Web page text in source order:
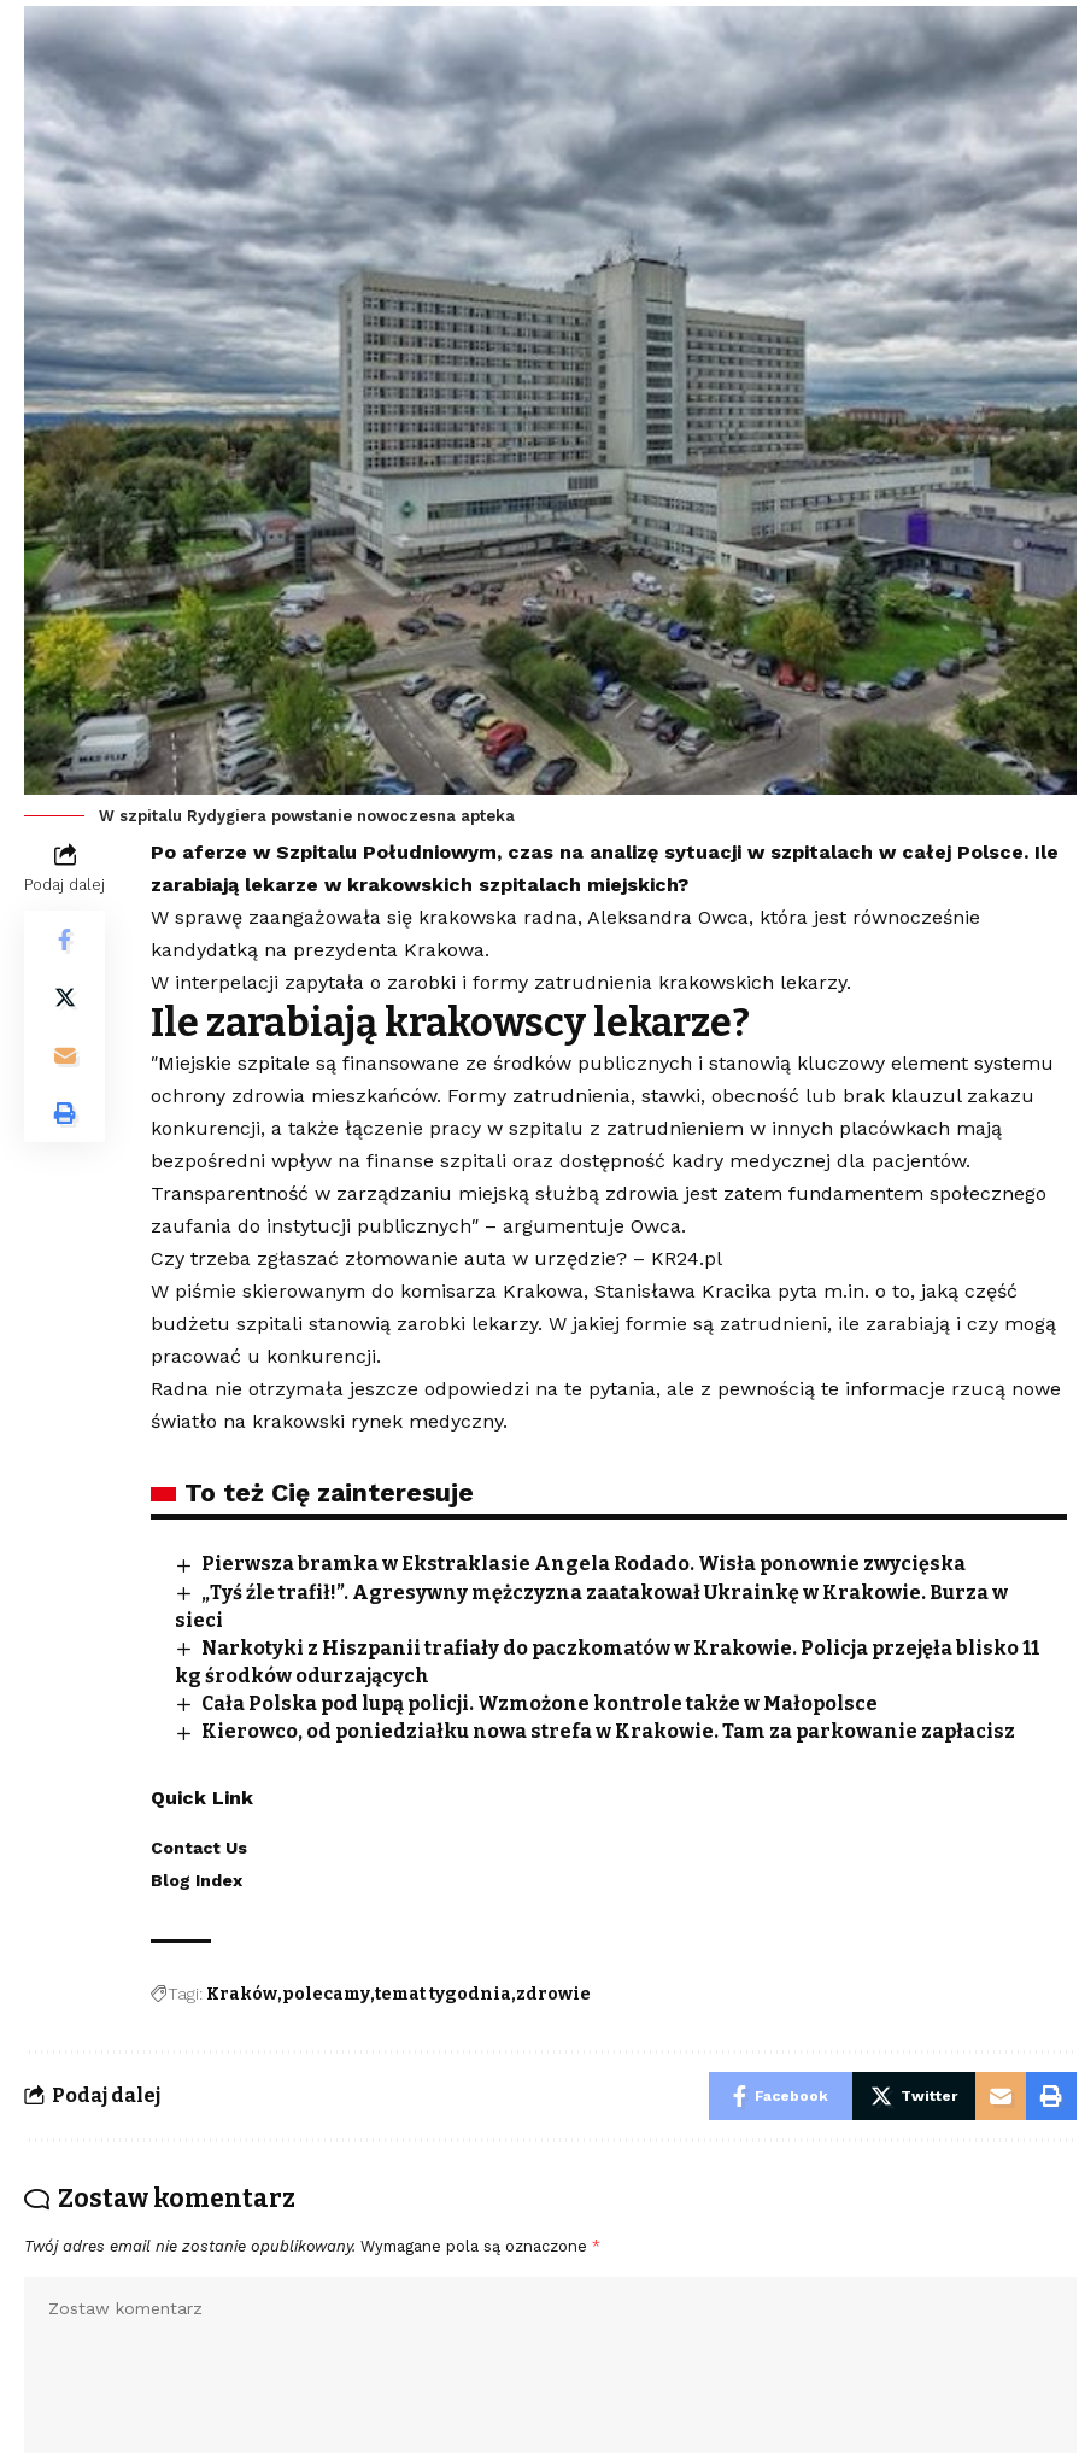
W szpitalu Rydygiera powstanie nowoczesna apteka
Podaj dalej
Po aferze w Szpitalu Południowym, czas na analizę sytuacji w szpitalach w całej Polsce. Ile
zarabiają lekarze w krakowskich szpitalach miejskich?
W sprawę zaangażowała się krakowska radna, Aleksandra Owca, która jest równocześnie
kandydatką na prezydenta Krakowa.
W interpelacji zapytała o zarobki i formy zatrudnienia krakowskich lekarzy.
Ile zarabiają krakowscy lekarze?
″Miejskie szpitale są finansowane ze środków publicznych i stanowią kluczowy element systemu
ochrony zdrowia mieszkańców. Formy zatrudnienia, stawki, obecność lub brak klauzul zakazu
konkurencji, a także łączenie pracy w szpitalu z zatrudnieniem w innych placówkach mają
bezpośredni wpływ na finanse szpitali oraz dostępność kadry medycznej dla pacjentów.
Transparentność w zarządzaniu miejską służbą zdrowia jest zatem fundamentem społecznego
zaufania do instytucji publicznych″ – argumentuje Owca.
Czy trzeba zgłaszać złomowanie auta w urzędzie? – KR24.pl
W piśmie skierowanym do komisarza Krakowa, Stanisława Kracika pyta m.in. o to, jaką część
budżetu szpitali stanowią zarobki lekarzy. W jakiej formie są zatrudnieni, ile zarabiają i czy mogą
pracować u konkurencji.
Radna nie otrzymała jeszcze odpowiedzi na te pytania, ale z pewnością te informacje rzucą nowe
światło na krakowski rynek medyczny.
To też Cię zainteresuje
Pierwsza bramka w Ekstraklasie Angela Rodado. Wisła ponownie zwycięska
„Tyś źle trafił!”. Agresywny mężczyzna zaatakował Ukrainkę w Krakowie. Burza w
sieci
Narkotyki z Hiszpanii trafiały do paczkomatów w Krakowie. Policja przejęła blisko 11
kg środków odurzających
Cała Polska pod lupą policji. Wzmożone kontrole także w Małopolsce
Kierowco, od poniedziałku nowa strefa w Krakowie. Tam za parkowanie zapłacisz
Quick Link
Contact Us
Blog Index
Tagi: Kraków polecamy temat tygodnia zdrowie
Podaj dalej Facebook Twitter
Zostaw komentarz
Twój adres email nie zostanie opublikowany. Wymagane pola są oznaczone *